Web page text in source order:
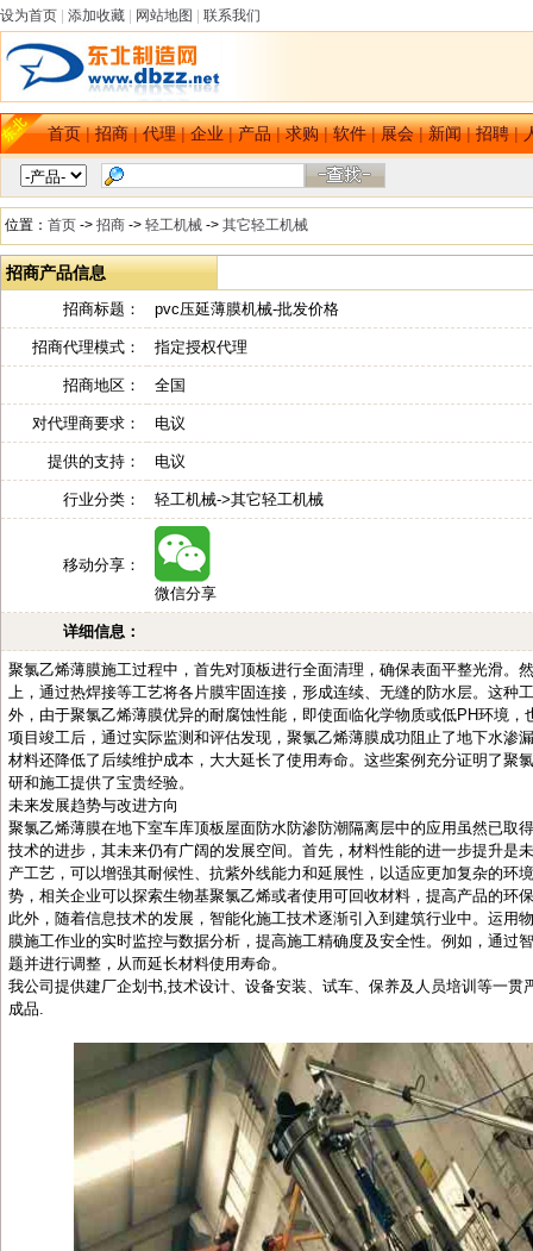
设为首页 添加收藏 网站地图 联系我们
首页|招商|代理|企业|产品|求购|软件|展会|新闻|招聘|
位置： 首页 -> 招商 -> 轻工机械 -> 其它轻工机械
招商产品信息
招商标题： pvc压延薄膜机械-批发价格
招商代理模式： 指定授权代理
招商地区： 全国
对代理商要求： 电议
提供的支持： 电议
行业分类： 轻工机械->其它轻工机械
移动分享：
微信分享
详细信息：
聚氯乙烯薄膜施工过程中，首先对顶板进行全面清理，确保表面平整光滑。
上，通过热焊接等工艺将各片膜牢固连接，形成连续、无缝的防水层。这种
外，由于聚氯乙烯薄膜优异的耐腐蚀性能，即使面临化学物质或低PH环境，
项目竣工后，通过实际监测和评估发现，聚氯乙烯薄膜成功阻止了地下水渗
材料还降低了后续维护成本，大大延长了使用寿命。这些案例充分证明了聚
研和施工提供了宝贵经验。
未来发展趋势与改进方向
聚氯乙烯薄膜在地下室车库顶板屋面防水防渗防潮隔离层中的应用虽然已取
技术的进步，其未来仍有广阔的发展空间。首先，材料性能的进一步提升是
产工艺，可以增强其耐候性、抗紫外线能力和延展性，以适应更加复杂的环
势，相关企业可以探索生物基聚氯乙烯或者使用可回收材料，提高产品的环
此外，随着信息技术的发展，智能化施工技术逐渐引入到建筑行业中。运用
膜施工作业的实时监控与数据分析，提高施工精确度及安全性。例如，通过
题并进行调整，从而延长材料使用寿命。
我公司提供建厂企划书,技术设计、设备安装、试车、保养及人员培训等一
成品.